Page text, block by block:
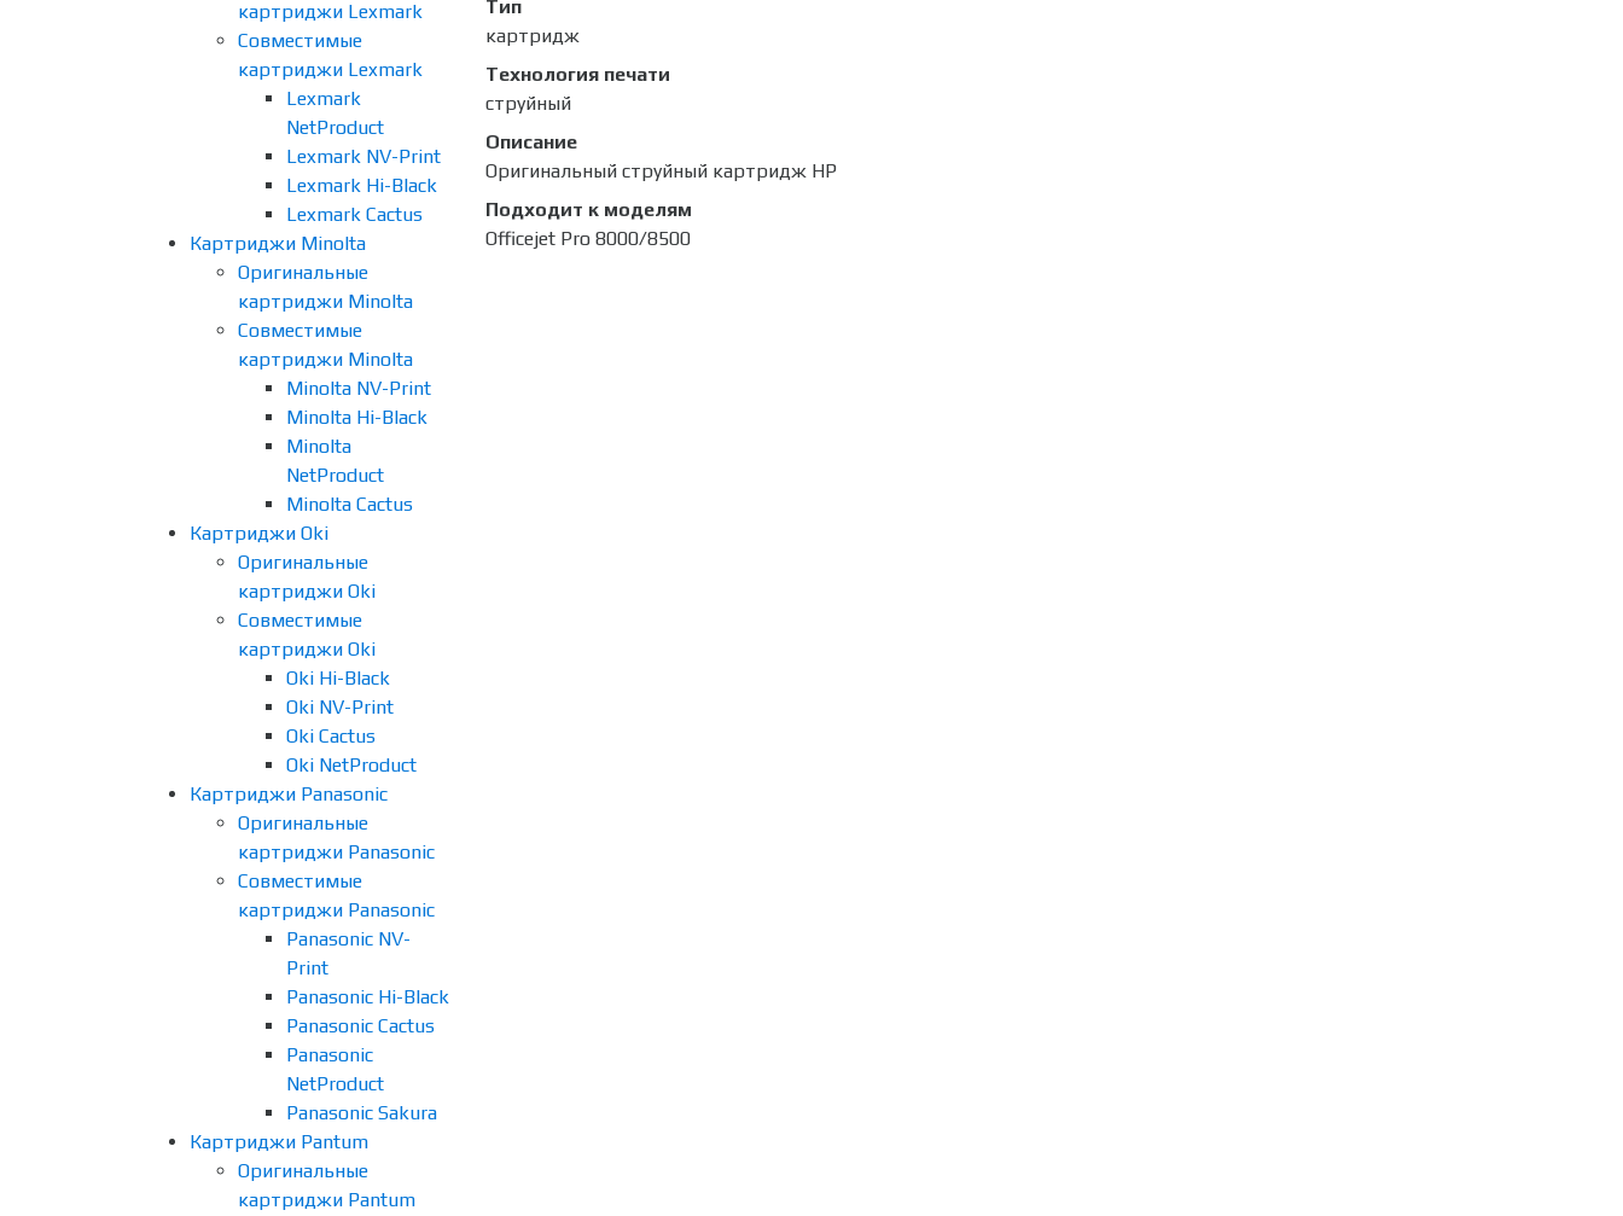
картриджи Lexmark
Совместимые
картриджи Lexmark
Lexmark
NetProduct
Lexmark NV-Print
Lexmark Hi-Black
Lexmark Cactus
Картриджи Minolta
Оригинальные
картриджи Minolta
Совместимые
картриджи Minolta
Minolta NV-Print
Minolta Hi-Black
Minolta
NetProduct
Minolta Cactus
Картриджи Oki
Оригинальные
картриджи Oki
Совместимые
картриджи Oki
Oki Hi-Black
Oki NV-Print
Oki Cactus
Oki NetProduct
Картриджи Panasonic
Оригинальные
картриджи Panasonic
Совместимые
картриджи Panasonic
Panasonic NV-
Print
Panasonic Hi-Black
Panasonic Cactus
Panasonic
NetProduct
Panasonic Sakura
Картриджи Pantum
Оригинальные
картриджи Pantum
Тип
картридж
Технология печати
струйный
Описание
Оригинальный струйный картридж HP
Подходит к моделям
Officejet Pro 8000/8500